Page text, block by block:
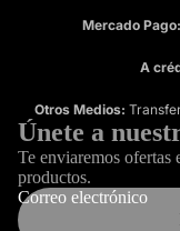
Mercado Pago:
A
Otros Medios:
Únete a
Te enviaremos ofertas
productos.
Correo electrónico